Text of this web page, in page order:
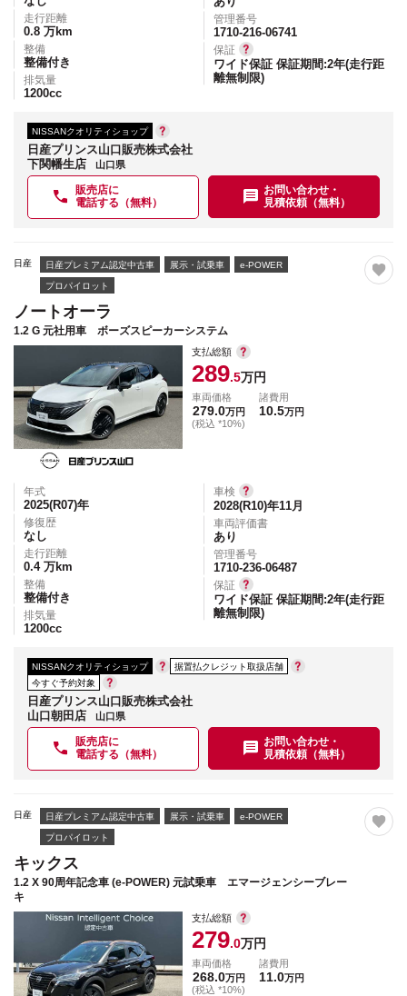
走行距離
0.8 万km
整備
整備付き
排気量
1200cc
管理番号
1710-216-06741
保証
ワイド保証 保証期間:2年(走行距
離無制限)
NISSANクオリティショップ
日産プリンス山口販売株式会社
下関幡生店
山口県
販売店に
電話する（無料）
お問い合わせ・
見積依頼（無料）
日産 日産プレミアム認定中古車 展示・試乗車 e-POWER
プロパイロット
ノートオーラ
1.2 G 元社用車 ボーズスピーカーシステム
支払総額
289.5万円
車両価格
279.0万円
(税込 *10%)
諸費用
10.5万円
年式
2025(R07)年
修復歴
なし
走行距離
0.4 万km
整備
整備付き
排気量
1200cc
車検
2028(R10)年11月
車両評価書
あり
管理番号
1710-236-06487
保証
ワイド保証 保証期間:2年(走行距
離無制限)
NISSANクオリティショップ
据置払クレジット取扱店舗
今すぐ予約対象
日産プリンス山口販売株式会社
山口朝田店
山口県
販売店に
電話する（無料）
お問い合わせ・
見積依頼（無料）
日産 日産プレミアム認定中古車 展示・試乗車 e-POWER
プロパイロット
キックス
1.2 X 90周年記念車 (e-POWER) 元試乗車 エマージェンシーブレー
キ
支払総額
279.0万円
車両価格
268.0万円
(税込 *10%)
諸費用
11.0万円